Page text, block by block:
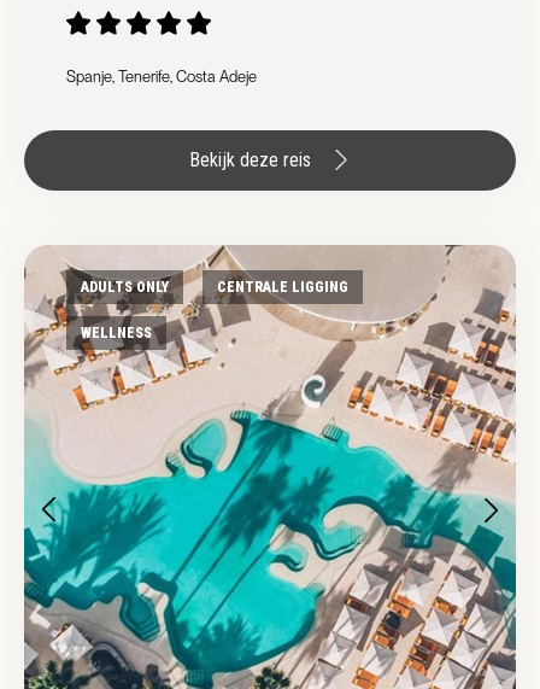
Spanje, Tenerife, Costa Adeje
Bekijk deze reis
ADULTS ONLY CENTRALE LIGGING
WELLNESS